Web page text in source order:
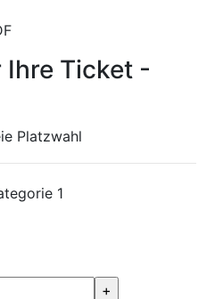
Ihre Ticket -
Platzwahl
1